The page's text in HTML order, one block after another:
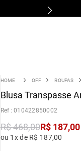
OFF ROUPAS
Blusa Transpasse
:010422850002
R$468,00R$ 187,00
ou 1x de R$ 187,00